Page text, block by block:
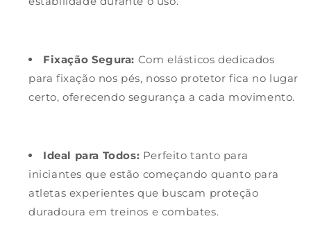
Fixação Segura: Com elásticos dedicados
para fixação nos pés, nosso protetor fica no lugar
certo, oferecendo segurança a cada movimento.
Ideal para Todos: Perfeito tanto para
iniciantes que estão começando quanto para
atletas experientes que buscam proteção
duradoura em treinos e combates.